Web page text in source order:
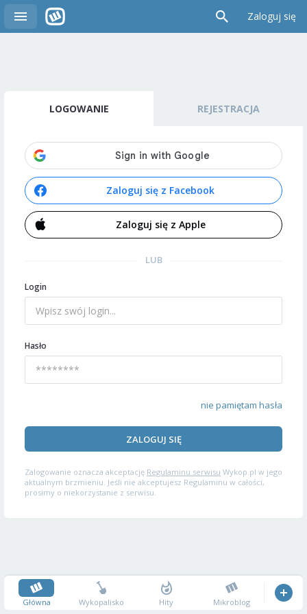
Zaloguj się
LOGOWANIE REJESTRACJA
Zaloguj się z Facebook
Zaloguj się z Apple
LUB
Login
Hasło
nie pamiętam hasła
ZALOGUJ SIĘ
Zalogowanie oznacza akceptację Regulaminu serwisu Wykop.pl w jego
aktualnym brzmieniu. Jeśli nie akceptujesz Regulaminu w całości,
prosimy o niekorzystanie z serwisu.
Główna Wykopalisko Hity Mikroblog